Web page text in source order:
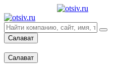
Салават
Салават